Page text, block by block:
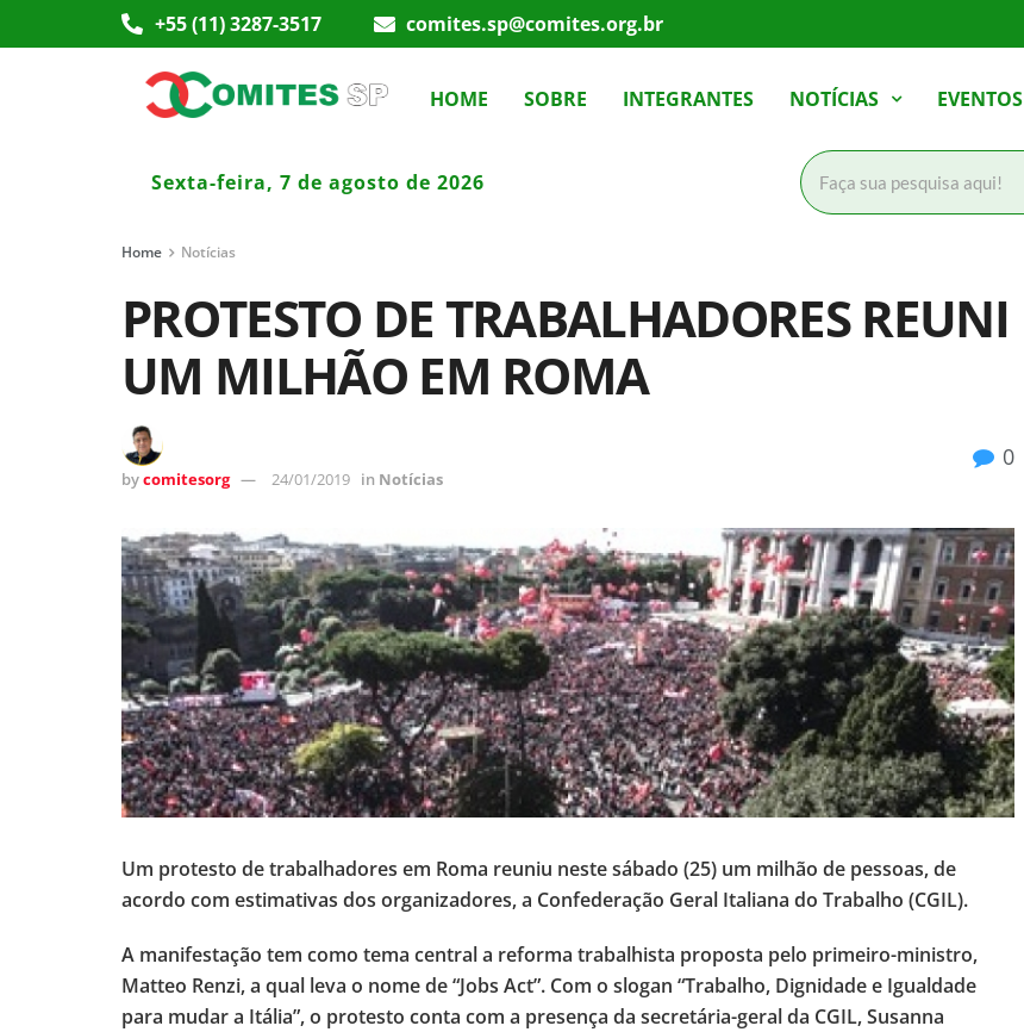
+55 (11) 3287-3517 comites.sp@comites.org.br
HOME SOBRE INTEGRANTES NOTÍCIAS EVENTOS
Sexta-feira, 7 de agosto de 2026
Home Notícias
PROTESTO DE TRABALHADORES REUNI
UM MILHÃO EM ROMA
bycomitesorg 24/01/2019 in Notícias
0
Um protesto de trabalhadores em Roma reuniu neste sábado (25) um milhão de pessoas, de
acordo com estimativas dos organizadores, a Confederação Geral Italiana do Trabalho (CGIL).
A manifestação tem como tema central a reforma trabalhista proposta pelo primeiro-ministro,
Matteo Renzi, a qual leva o nome de “Jobs Act”. Com o slogan “Trabalho, Dignidade e Igualdade
para mudar a Itália”, o protesto conta com a presença da secretária-geral da CGIL, Susanna